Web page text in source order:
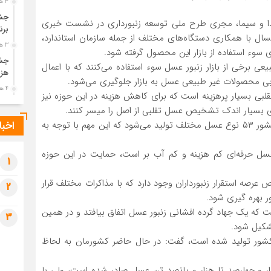
و سیما، مجری طرح ملی توسعه زنبورداری در نشست خبری
با همکاری دستگاه‌های مختلف از جمله سازمان استاندارد،
استفاده از بازار این محصول گرفته شود.
برخی از بازار زنبور عسل سوء استفاده می‌کنند که با اعمال
محصولات غیر طبیعی عسل به بازار جلوگیری می‌شود.
پرهزینه است که برای کاهش هزینه در این حوزه نیز
بسیار اندک تشخیص عسل تقلبی از اصل را میسر کنند.
مجری طرح ملی توسعه زنبورداری افزود: در حال حاضر در کشور ۵۳ نوع عسل مختلف تولید می‌شود که این مهم با توجه به
عسل حرفه‌ای کم هزینه و کم آب بر است، حمایت در این حوزه
زنبورداران وجود دارد که با مذاکرات مختلف قرار
بهره گیری شود.
یک جهاد گرده افشانی زنبور عسل اتفاق بیافتد و در همین
شود.
۹۸، ۱۱۲ هزار تن عسل در کشور تولید شده است، گفت: در حال حاضر کشورمان به لحاظ
3 هفته قبل
4 هفته قبل
4 هفته قبل
1
2
3